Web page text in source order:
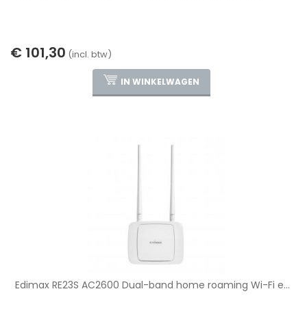
€ 101,30 (incl. btw)
IN WINKELWAGEN
Edimax RE23S AC2600 Dual-band home roaming Wi-Fi e...